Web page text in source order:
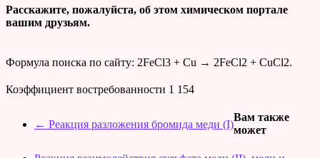
Расскажите, пожалуйста, об этом химическом портале
вашим друзьям.
Формула поиска по сайту: 2FeCl3 + Cu → 2FeCl2 + CuCl2.
Коэффициент востребованности 1 154
← Реакция разложения бромида меди (I)
Вам также
может